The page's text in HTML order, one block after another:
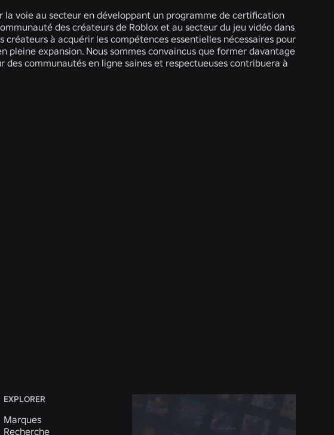
voie au secteur en développant un programme de certification
des créateurs de Roblox et au secteur du jeu vidéo dans
à acquérir les compétences essentielles nécessaires pour
expansion. Nous sommes convaincus que former davantage
communautés en ligne saines et respectueuses contribuera à
EXPLORER
Marques
Recherche